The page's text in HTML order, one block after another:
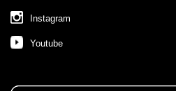
Instagram
Youtube